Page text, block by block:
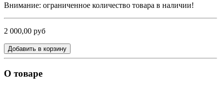
Внимание: ограниченное количество товара в наличии!
2 000,00 руб
Добавить в корзину
О товаре